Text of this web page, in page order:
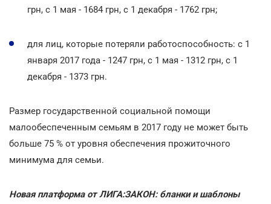
грн, с 1 мая - 1684 грн, с 1 декабря - 1762 грн;
для лиц, которые потеряли работоспособность: с 1
января 2017 года - 1247 грн, с 1 мая - 1312 грн, с 1
декабря - 1373 грн.
Размер государственной социальной помощи
малообеспеченным семьям в 2017 году не может быть
больше 75 % от уровня обеспечения прожиточного
минимума для семьи.
Новая платформа от ЛИГА:ЗАКОН: бланки и шаблоны